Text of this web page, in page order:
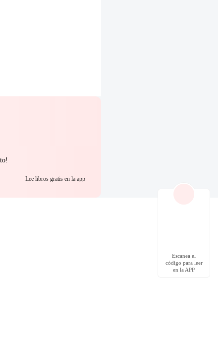
Lee libros gratis en la app
Escanea el
código para leer
en la APP